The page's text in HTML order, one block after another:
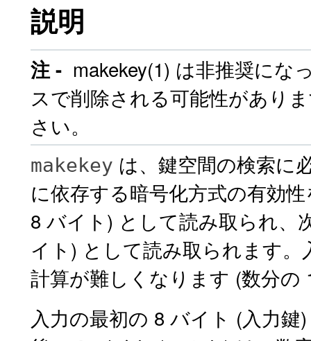
説明
注 - makekey(1) は非推奨にな
スで削除される可能性があり
さい。
makekey は、鍵空間の検索に
に依存する暗号化方式の有効
8 バイト) として読み取られ、
イト) として読み取られます。
計算が難しくなります (数分の
入力の最初の 8 バイト (入力